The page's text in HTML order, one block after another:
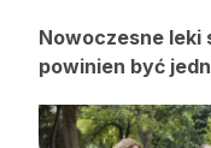
Nowoczesne leki
powinien być